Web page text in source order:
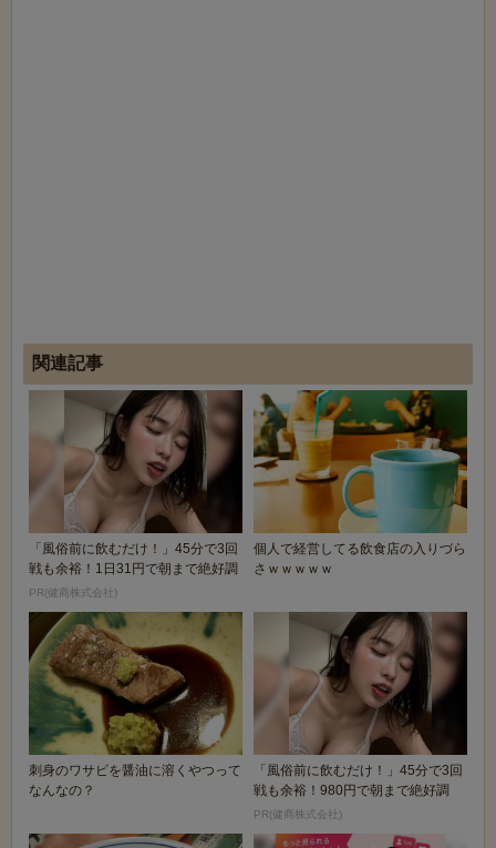
関連記事
「風俗前に飲むだけ！」45分で3回
戦も余裕！1日31円で朝まで絶好調
PR(健商株式会社)
個人で経営してる飲食店の入りづら
さｗｗｗｗｗ
刺身のワサビを醤油に溶くやつって
なんなの？
「風俗前に飲むだけ！」45分で3回
戦も余裕！980円で朝まで絶好調
PR(健商株式会社)